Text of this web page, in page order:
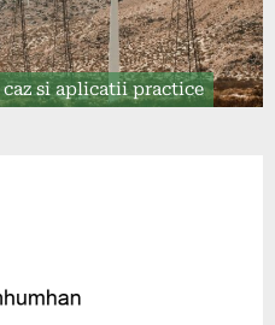
si aplicatii practice